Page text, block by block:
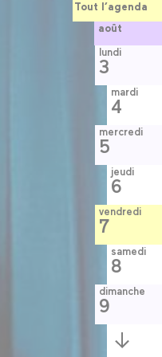
Tout l’agenda
août
lundi
3
mardi
4
mercredi
5
jeudi
6
vendredi
7
samedi
8
dimanche
9
Semaine
suivante